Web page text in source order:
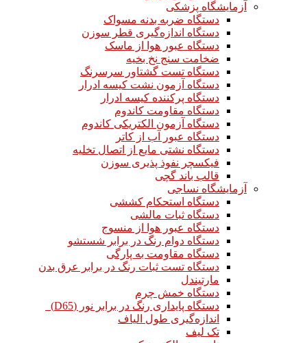
آزمایشگاه پزشکی
دستگاه ضربه بدنه مسواک
دستگاه اندازه‌گیری قطر سوزن
دستگاه عبور هوا از ماسک
ضخامت سنج نخ بخیه
دستگاه تست گشتاور سرسرنگ
دستگاه آزمون نشت کیسه ادرار
دستگاه پرکننده کیسه ادرار
دستگاه مقاومت کاندوم
دستگاه آزمون الکتریکی کاندوم
دستگاه عبور آب از کاتر
دستگاه نشتی مایع از اتصال تخلیه
فیکسچر نفوذ پذیری سوزن
قالب باند گچی
آزمایشگاه نساجی
دستگاه استحکام کششی
دستگاه ثبات مالشی
دستگاه عبور هوا از منسوج
دستگاه دوام رنگ در برابر شستشو
دستگاه مقاومت به پارگی
دستگاه تست ثبات رنگ در برابر عرق بدن
مارتیندل
دستگاه خمش چرم
دستگاه پایداری رنگ در برابر نور (D65)
اندازه‌گیری طول الیاف
تک لیف